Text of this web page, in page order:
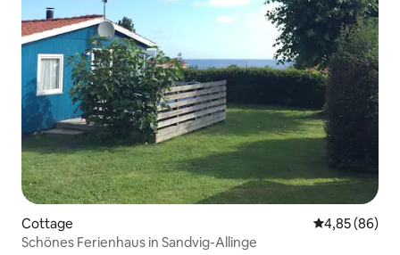
Cottage
4,85 (86)
Schönes Ferienhaus in Sandvig-Allinge